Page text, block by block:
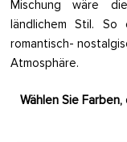
Mischung wäre
ländlichem Stil. So
romantisch-
Atmosphäre.
Wählen Sie Farben,